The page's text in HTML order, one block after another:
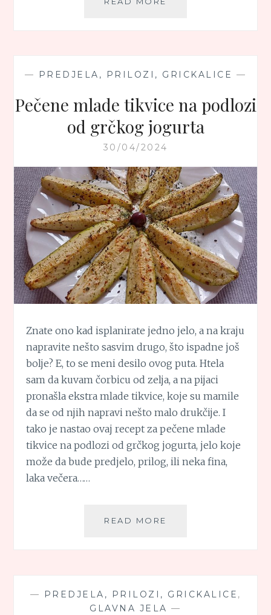
— PREDJELA, PRILOZI, GRICKALICE —
Pečene mlade tikvice na podlozi
od grčkog jogurta
30/04/2024
Znate ono kad isplanirate jedno jelo, a na kraju
napravite nešto sasvim drugo, što ispadne još
bolje? E, to se meni desilo ovog puta. Htela
sam da kuvam čorbicu od zelja, a na pijaci
pronašla ekstra mlade tikvice, koje su mamile
da se od njih napravi nešto malo drukčije. I
tako je nastao ovaj recept za pečene mlade
tikvice na podlozi od grčkog jogurta, jelo koje
može da bude predjelo, prilog, ili neka fina,
laka večera……
READ MORE
GRČKOG
— PREDJELA, PRILOZI, GRICKALICE ,
GLAVNA JELA —